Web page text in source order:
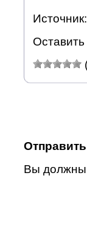
Источник:
Оставить
Вы должны